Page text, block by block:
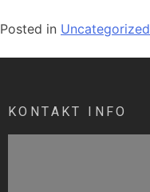
Posted in Uncategorized
KONTAKT INFO